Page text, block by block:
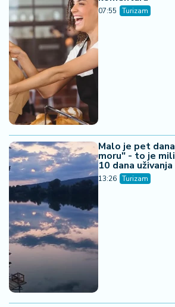
07:55 Turizam
Malo je pet
moru" - to je
10 dana uživanja
13:26 Turizam